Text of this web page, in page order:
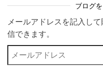
ブログ
メールアドレスを記入し
信できます。
メールアドレス